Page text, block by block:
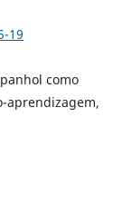
19
como
aprendizagem,